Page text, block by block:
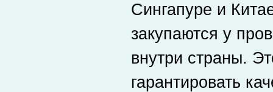
Сингапуре и
закупаются у
внутри страны.
гарантировать